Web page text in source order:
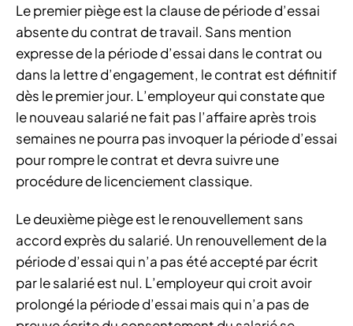
Le premier piège est la clause de période d’essai
absente du contrat de travail. Sans mention
expresse de la période d’essai dans le contrat ou
dans la lettre d’engagement, le contrat est définitif
dès le premier jour. L’employeur qui constate que
le nouveau salarié ne fait pas l’affaire après trois
semaines ne pourra pas invoquer la période d’essai
pour rompre le contrat et devra suivre une
procédure de licenciement classique.
Le deuxième piège est le renouvellement sans
accord exprès du salarié. Un renouvellement de la
période d’essai qui n’a pas été accepté par écrit
par le salarié est nul. L’employeur qui croit avoir
prolongé la période d’essai mais qui n’a pas de